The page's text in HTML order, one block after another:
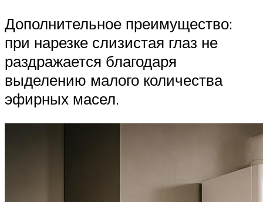
Дополнительное преимущество:
при нарезке слизистая глаз не
раздражается благодаря
выделению малого количества
эфирных масел.